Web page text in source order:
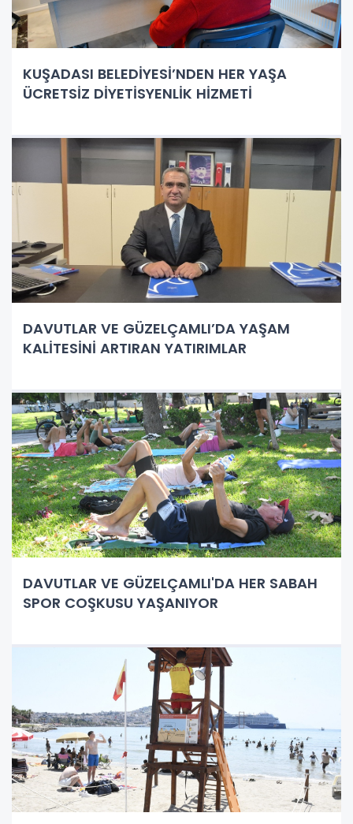
KUŞADASI BELEDİYESİ’NDEN HER YAŞA
ÜCRETSİZ DİYETİSYENLİK HİZMETİ
DAVUTLAR VE GÜZELÇAMLI’DA YAŞAM
KALİTESİNİ ARTIRAN YATIRIMLAR
DAVUTLAR VE GÜZELÇAMLI'DA HER SABAH
SPOR COŞKUSU YAŞANIYOR